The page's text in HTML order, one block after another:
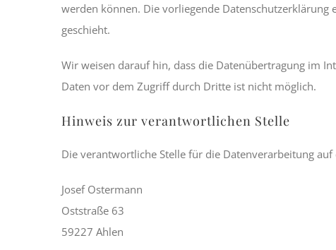
werden können. Die vorliegende
geschieht.
Wir weisen darauf hin, dass die Datenübertragung im
Daten vor dem Zugriff durch Dritte ist nicht möglich.
Hinweis zur verantwortlichen Stelle
Die verantwortliche Stelle für die Datenverarbeitung auf
Josef Ostermann
Oststraße 63
59227 Ahlen